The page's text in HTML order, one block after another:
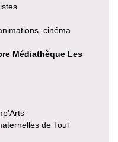
cinéma
Médiathèque Les
de Toul